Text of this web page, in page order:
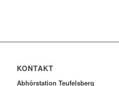
KONTAKT
Abhörstation Teufelsberg